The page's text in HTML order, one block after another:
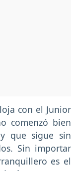
con el Junior
comenzó bien
que sigue sin
Sin importar
es el